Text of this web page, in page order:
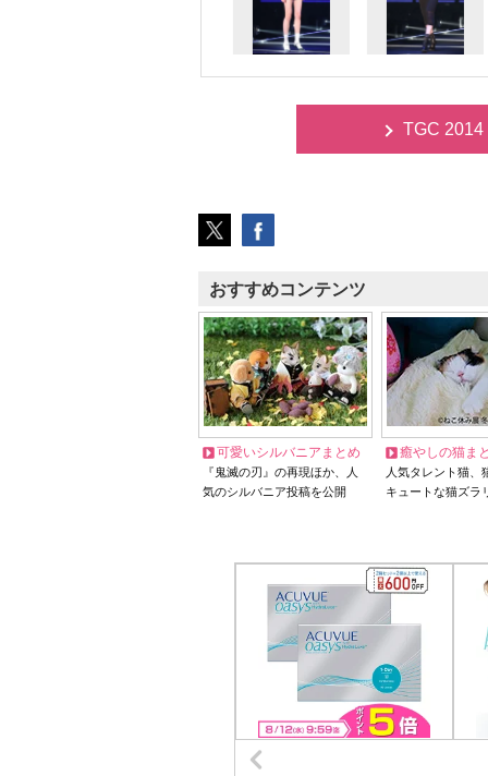
TGC
おすすめコンテンツ
可愛いシルバニアまとめ
『鬼滅の刃』の再現ほか、人
気のシルバニア投稿を公開
癒やしの猫ま
人気タレント猫
キュートな猫ズラ